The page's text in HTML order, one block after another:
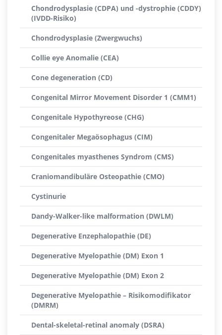
Chondrodysplasie (CDPA) und -dystrophie (CDDY)
(IVDD-Risiko)
Chondrodysplasie (Zwergwuchs)
Collie eye Anomalie (CEA)
Cone degeneration (CD)
Congenital Mirror Movement Disorder 1 (CMM1)
Congenitale Hypothyreose (CHG)
Congenitaler Megaösophagus (CIM)
Congenitales myasthenes Syndrom (CMS)
Craniomandibuläre Osteopathie (CMO)
Cystinurie
Dandy-Walker-like malformation (DWLM)
Degenerative Enzephalopathie (DE)
Degenerative Myelopathie (DM) Exon 1
Degenerative Myelopathie (DM) Exon 2
Degenerative Myelopathie – Risikomodifikator
(DMRM)
Dental-skeletal-retinal anomaly (DSRA)